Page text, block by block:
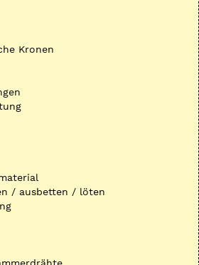
Kronen
/ ausbetten / löten